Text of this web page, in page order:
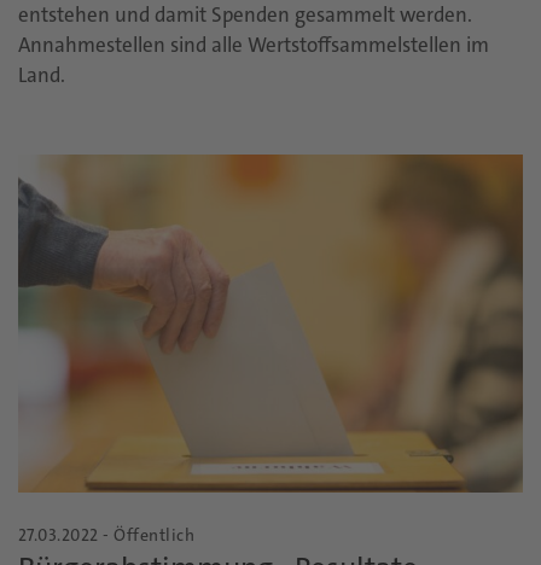
entstehen und damit Spenden gesammelt werden.
Annahmestellen sind alle Wertstoffsammelstellen im
Land.
27.03.2022 - Öffentlich